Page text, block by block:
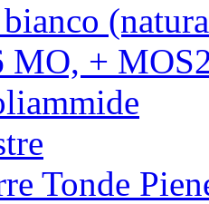
MO, +
Tonde